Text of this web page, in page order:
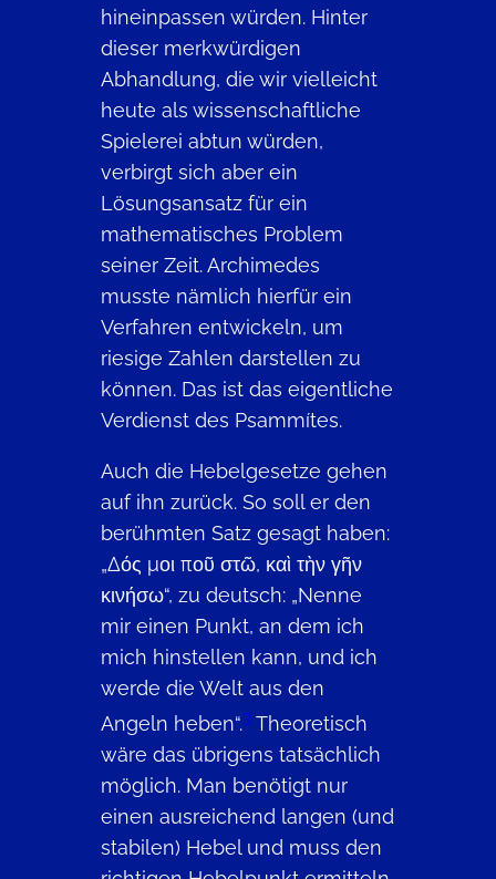
hineinpassen würden. Hinter
dieser merkwürdigen
Abhandlung, die wir vielleicht
heute als wissenschaftliche
Spielerei abtun würden,
verbirgt sich aber ein
Lösungsansatz für ein
mathematisches Problem
seiner Zeit. Archimedes
musste nämlich hierfür ein
Verfahren entwickeln, um
riesige Zahlen darstellen zu
können. Das ist das eigentliche
Verdienst des Psammítes.
Auch die Hebelgesetze gehen
auf ihn zurück. So soll er den
berühmten Satz gesagt haben:
„Δός μοι ποῦ στῶ, καὶ τὴν γῆν
κινήσω“, zu deutsch: „Nenne
mir einen Punkt, an dem ich
mich hinstellen kann, und ich
werde die Welt aus den
Angeln heben“.3 Theoretisch
wäre das übrigens tatsächlich
möglich. Man benötigt nur
einen ausreichend langen (und
stabilen) Hebel und muss den